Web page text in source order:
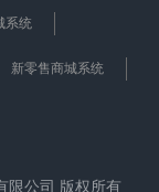
系统
新零售商城系统
限公司 版权所有